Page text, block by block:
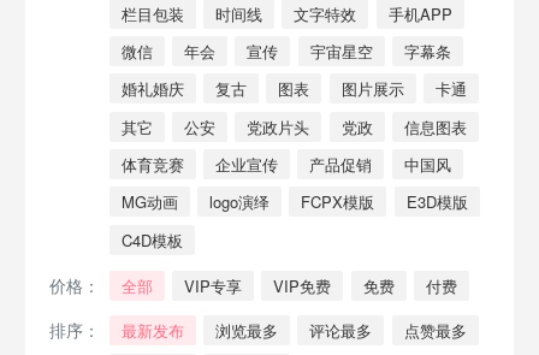
栏目包装
时间线 文字特效
手机APP
微信
年会 宣传 宇宙星空
字幕条
婚礼婚庆
复古 图表 图片展示
卡通
其它
公安 党政片头 党政
信息图表
体育竞赛
企业宣传 产品促销
中国风
MG动画
logo演绎 FCPX模版
E3D模版
C4D模板
价格： 全部 VIP专享 VIP免费 免费 付费
排序： 最新发布 浏览最多 评论最多
点赞最多